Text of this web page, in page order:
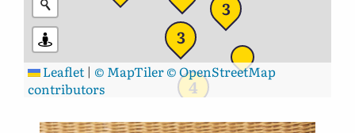
3
4
3
Leaflet | © MapTiler© OpenStreetMap
contributors